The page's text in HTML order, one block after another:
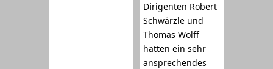
Dirigenten Robert
Schwärzle und
Thomas Wolff
hatten ein sehr
ansprechendes